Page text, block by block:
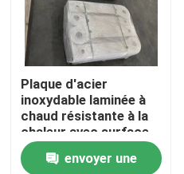
À la maison
Plaque d'acier
inoxydable laminée à
chaud résistante à la
chaleur avec surface
de décapage - grade
253MA / S30815
envoyer une